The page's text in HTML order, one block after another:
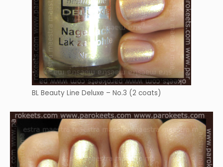
BL Beauty Line Deluxe – No.3 (2 coats)